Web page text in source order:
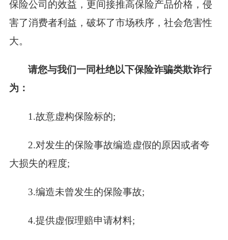
保险公司的效益，更间接推高保险产品价格，侵
害了消费者利益，破坏了市场秩序，社会危害性
大。
请您与我们一同杜绝以下保险诈骗类欺诈行
为：
1.故意虚构保险标的;
2.对发生的保险事故编造虚假的原因或者夸
大损失的程度;
3.编造未曾发生的保险事故;
4.提供虚假理赔申请材料;